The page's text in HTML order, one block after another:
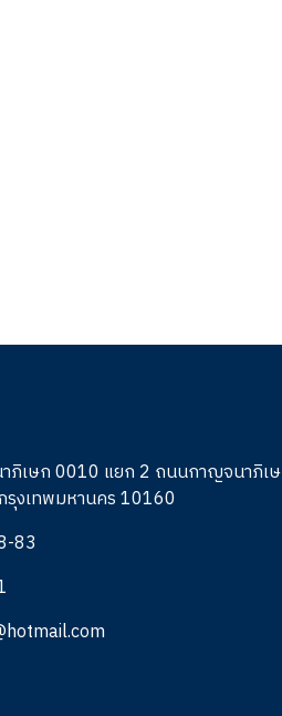
ภิเษก 0010 แยก 2 ถนนกาญจนาภิเ
รุงเทพมหานคร 10160
83